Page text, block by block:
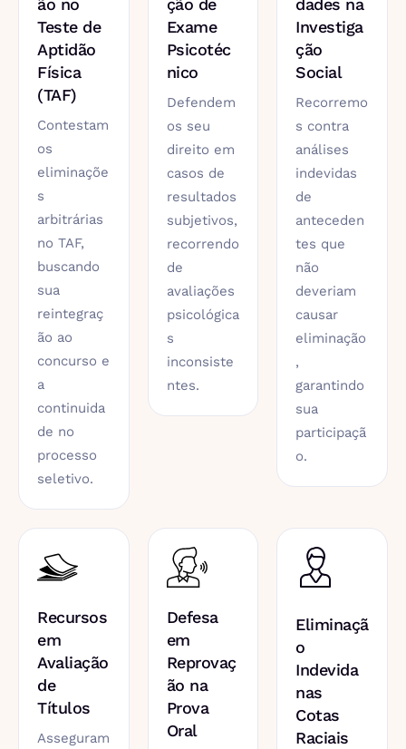
ão no
Teste de
Aptidão
Física
(TAF)
Contestam
os
eliminaçõe
s
arbitrárias
no TAF,
buscando
sua
reintegraç
ão ao
concurso e
a
continuida
de no
processo
seletivo.
ção de
Exame
Psicotéc
nico
Defendem
os seu
direito em
casos de
resultados
subjetivos,
recorrendo
de
avaliações
psicológica
s
inconsiste
ntes.
dades na
Investiga
ção
Social
Recorremo
s contra
análises
indevidas
de
anteceden
tes que
não
deveriam
causar
eliminação
,
garantindo
sua
participaçã
o.
Recursos
em
Avaliação
de
Títulos
Asseguram
Defesa
em
Reprovaç
ão na
Prova
Oral
Eliminaçã
o
Indevida
nas
Cotas
Raciais